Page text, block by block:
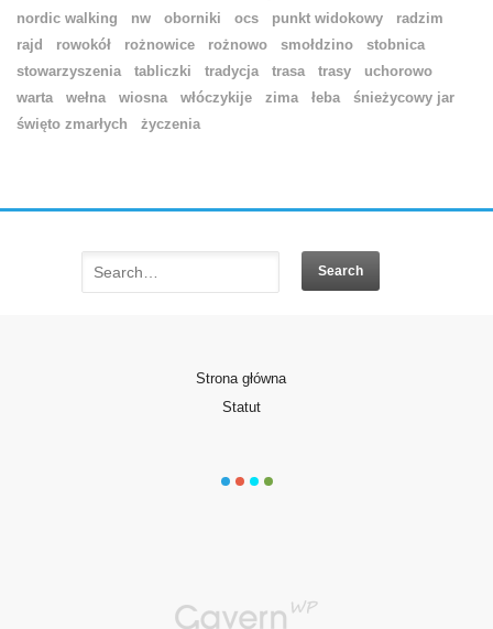
nordic walking
nw oborniki ocs punkt widokowy
radzim
rajd
rowokół rożnowice rożnowo smołdzino
stobnica
stowarzyszenia
tabliczki tradycja trasa trasy
uchorowo
warta
wełna wiosna włóczykije zima łeba
śnieżycowy jar
święto zmarłych
życzenia
Strona główna
Statut